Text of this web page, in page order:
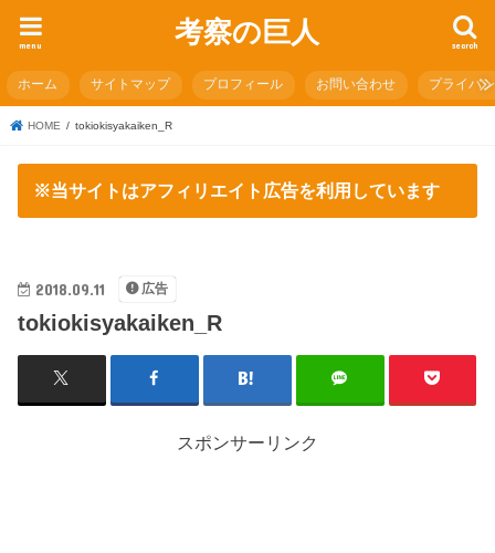
考察の巨人 search
menu
ホーム サイトマップ プロフィール お問い合わせ プライバ
HOME tokiokisyakaiken_R
※当サイトはアフィリエイト広告を利用しています
2018.09.11 広告
tokiokisyakaiken_R
スポンサーリンク